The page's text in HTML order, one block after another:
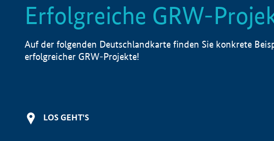
Erfolgreiche GRW-
Auf der folgenden Deutschlandkarte finden Sie konkrete
erfolgreicher GRW-Projekte!
LOS GEHT'S